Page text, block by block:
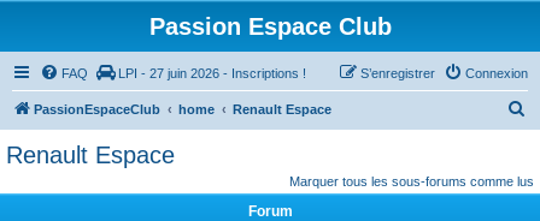
Passion Espace Club
FAQ LPI - 27 juin 2026 - Inscriptions ! Connexion
S’enregistrer
PassionEspaceClub home Renault Espace
h
Renault Espace
Marquer tous les sous-forums comme lus
Forum